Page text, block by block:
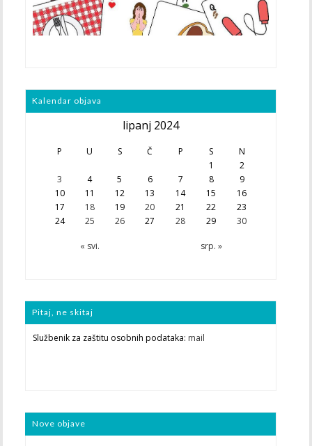
Kalendar objava
lipanj 2024
P U S Č P S N
« svi. srp. »
1
2
3
4 5 6 7 8
9
10
11 12 13 14 15
16
17
18 19 20 21 22
23
24
25 26 27 28 29 30
Pitaj, ne skitaj
Službenik za zaštitu osobnih podataka: mail
Nove objave